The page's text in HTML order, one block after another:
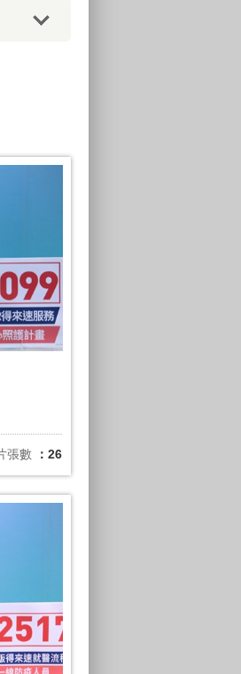
張數 ：26